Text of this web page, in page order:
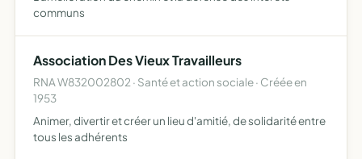
communs
Association Des Vieux Travailleurs
RNA W832002802 · Santé et action sociale · Créée en
1953
Animer, divertir et créer un lieu d'amitié, de solidarité entre
tous les adhérents